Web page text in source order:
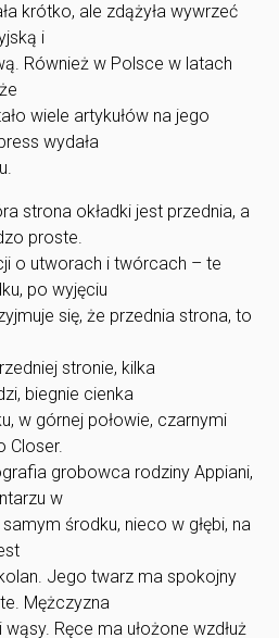
krótko, ale zdążyła wywrzeć
i
Również w Polsce w latach
wiele artykułów na jego
wydała
strona okładki jest przednia, a
proste.
o utworach i twórcach – te
po wyjęciu
się, że przednia strona, to
stronie, kilka
biegnie cienka
w górnej połowie, czarnymi
Closer.
grobowca rodziny Appiani,
w
środku, nieco w głębi, na
Jego twarz ma spokojny
Mężczyzna
wąsy. Ręce ma ułożone wzdłuż